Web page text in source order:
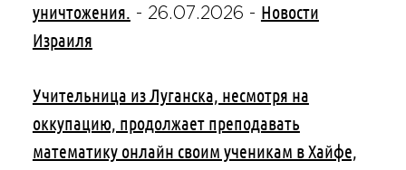
уничтожения. - 26.07.2026 - Новости
Израиля
Учительница из Луганска, несмотря на
оккупацию, продолжает преподавать
математику онлайн своим ученикам в Хайфе,